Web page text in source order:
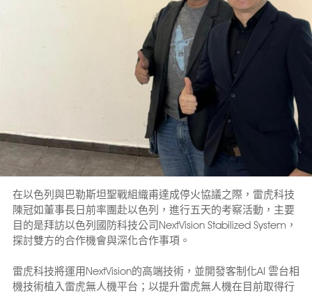
在以色列與巴勒斯坦聖戰組織甫達成停火協議之際，雷虎科技
陳冠如董事長日前率團赴以色列，進行五天的考察活動，主要
目的是拜訪以色列國防科技公司NextVision Stabilized System，
探討雙方的合作機會與深化合作事項。
雷虎科技將運用NextVision的高端技術，並開發客制化AI 雲台相
機技術植入雷虎無人機平台；以提升雷虎無人機在目前取得行